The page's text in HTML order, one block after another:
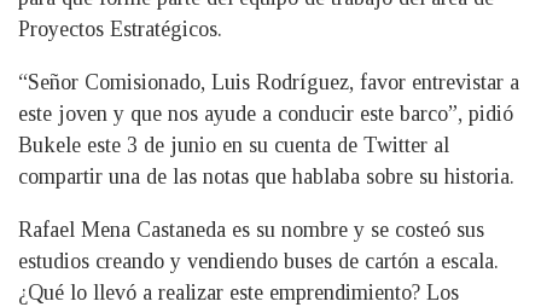
Proyectos Estratégicos.
“Señor Comisionado, Luis Rodríguez, favor entrevistar a
este joven y que nos ayude a conducir este barco”, pidió
Bukele este 3 de junio en su cuenta de Twitter al
compartir una de las notas que hablaba sobre su historia.
Rafael Mena Castaneda es su nombre y se costeó sus
estudios creando y vendiendo buses de cartón a escala.
¿Qué lo llevó a realizar este emprendimiento? Los